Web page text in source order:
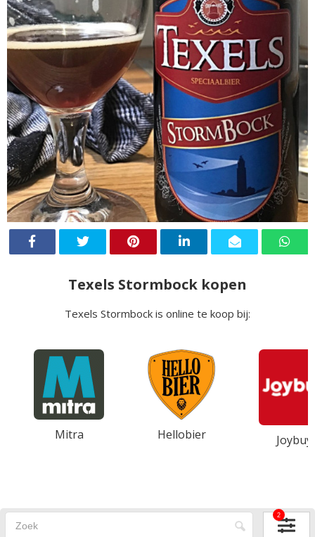
Texels Stormbock kopen
Texels Stormbock is online te koop bij:
Mitra Hellobier Joybuy
2